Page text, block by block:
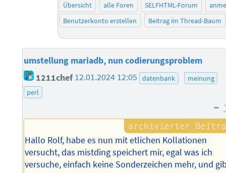
Übersicht alle Foren SELFHTML-Forum
Benutzerkonto erstellen
Beitrag im Thread-Baum
umstellung mariadb, nun codierungsproblem
1211chef 12.01.2024 12:05 datenbank
meinung
perl
–
Hallo Rolf, habe es nun mit etlichen Kollationen
versucht, das mistding speichert mir, egal was ich
versuche, einfach keine Sonderzeichen mehr, und